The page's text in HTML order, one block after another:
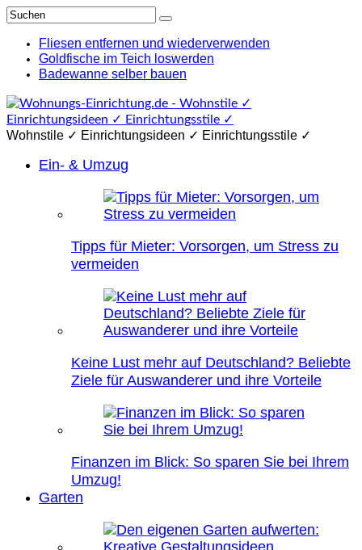
Fliesen entfernen und wiederverwenden
Goldfische im Teich loswerden
Badewanne selber bauen
Wohnstile ✓ Einrichtungsideen ✓ Einrichtungsstile ✓
Ein- & Umzug
Tipps für Mieter: Vorsorgen, um Stress zu
vermeiden
Keine Lust mehr auf Deutschland? Beliebte
Ziele für Auswanderer und ihre Vorteile
Finanzen im Blick: So sparen Sie bei Ihrem
Umzug!
Garten